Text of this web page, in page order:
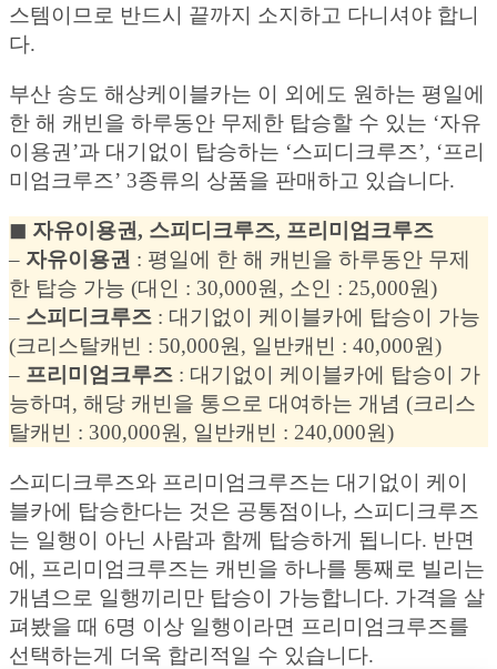
스템이므로 반드시 끝까지 소지하고 다니셔야 합니
다.
부산 송도 해상케이블카는 이 외에도 원하는 평일에
한 해 캐빈을 하루동안 무제한 탑승할 수 있는 ‘자유
이용권’과 대기없이 탑승하는 ‘스피디크루즈’, ‘프리
미엄크루즈’ 3종류의 상품을 판매하고 있습니다.
◼︎ 자유이용권, 스피디크루즈, 프리미엄크루즈
– 자유이용권 : 평일에 한 해 캐빈을 하루동안 무제
한 탑승 가능 (대인 : 30,000원, 소인 : 25,000원)
– 스피디크루즈 : 대기없이 케이블카에 탑승이 가능
(크리스탈캐빈 : 50,000원, 일반캐빈 : 40,000원)
– 프리미엄크루즈 : 대기없이 케이블카에 탑승이 가
능하며, 해당 캐빈을 통으로 대여하는 개념 (크리스
탈캐빈 : 300,000원, 일반캐빈 : 240,000원)
스피디크루즈와 프리미엄크루즈는 대기없이 케이
블카에 탑승한다는 것은 공통점이나, 스피디크루즈
는 일행이 아닌 사람과 함께 탑승하게 됩니다. 반면
에, 프리미엄크루즈는 캐빈을 하나를 통째로 빌리는
개념으로 일행끼리만 탑승이 가능합니다. 가격을 살
펴봤을 때 6명 이상 일행이라면 프리미엄크루즈를
선택하는게 더욱 합리적일 수 있습니다.